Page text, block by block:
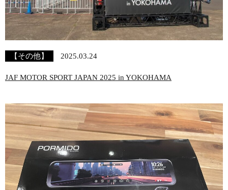
【その他】 2025.03.24
JAF MOTOR SPORT JAPAN 2025 in YOKOHAMA